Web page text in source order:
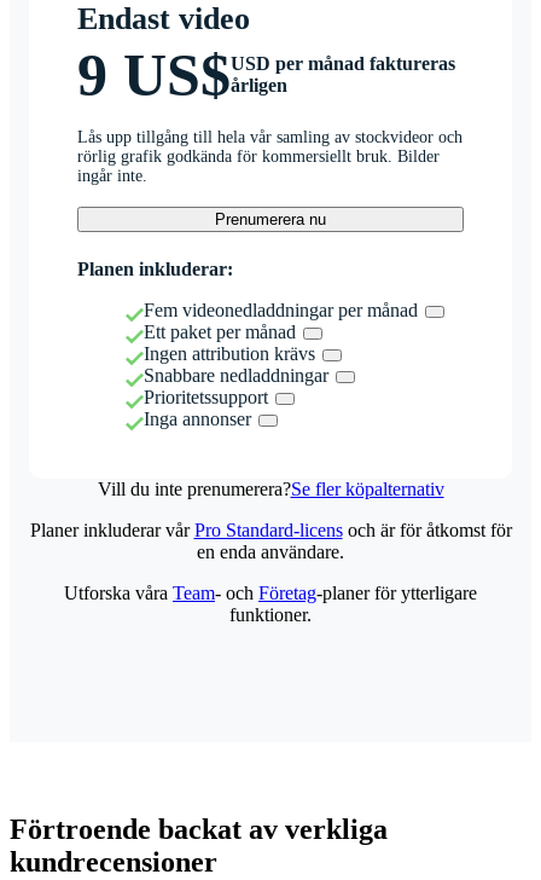
Endast video
9 US$USD per månad faktureras
årligen
Lås upp tillgång till hela vår samling av stockvideor och
rörlig grafik godkända för kommersiellt bruk. Bilder
ingår inte.
Prenumerera nu
Planen inkluderar:
Fem videonedladdningar per månad
Ett paket per månad
Ingen attribution krävs
Snabbare nedladdningar
Prioritetssupport
Inga annonser
Vill du inte prenumerera?Se fler köpalternativ
Planer inkluderar vårPro Standard-licensoch är för åtkomst för
en enda användare.
Utforska våra Team- och Företag-planer för ytterligare
funktioner.
Förtroende backat av verkliga
kundrecensioner